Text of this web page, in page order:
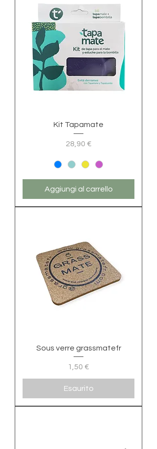
Kit Tapamate
Prezzo
28,90 €
Aggiungi al carrello
Sous verre grassmatefr
Prezzo
1,50 €
Esaurito